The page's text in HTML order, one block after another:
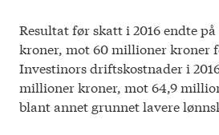
Resultat før skatt i 2016 endte
kroner, mot 60 millioner kroner
Investinors driftskostnader i
millioner kroner, mot 64,9
blant annet grunnet lavere